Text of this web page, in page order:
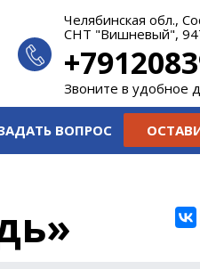
Челябинская обл.,
СНТ "Вишневый",
Звоните в удобное
ВОПРОС